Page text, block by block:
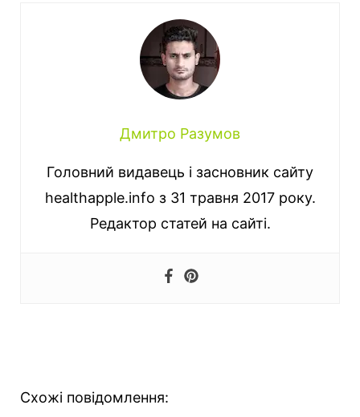
Дмитро Разумов
Головний видавець і засновник сайту
healthapple.info з 31 травня 2017 року.
Редактор статей на сайті.
Схожі повідомлення: